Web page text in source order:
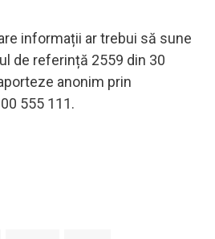
informații ar trebui să sune
de referință 2559 din 30
anonim prin
555 111.